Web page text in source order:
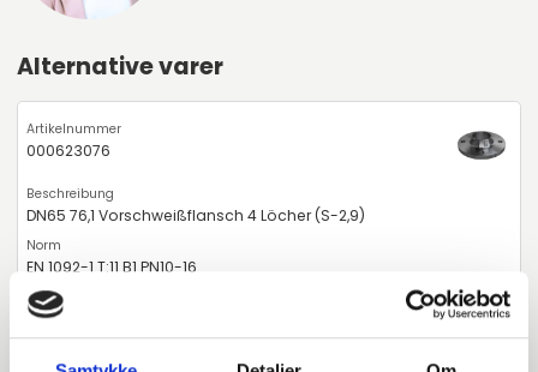
Alternative varer
000623076
DN65 76,1 Vorschweißflansch 4 Löcher (S-2,9)
EN 1092-1 T:11 B1 PN10-16
P250GH 1.0460